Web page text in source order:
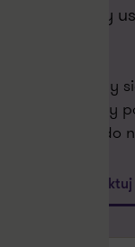
Świadczymy
Skontaktujemy
roboczym aby
dopasować do
Skontaktuj